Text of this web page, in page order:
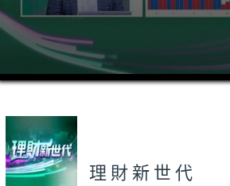
0
seconds
seconds
理財新世代